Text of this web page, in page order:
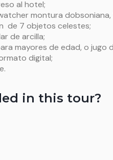
al hotel;
montura dobsoniana,
de 7 objetos celestes;
de arcilla;
mayores de edad, o jugo
digital;
in this tour?